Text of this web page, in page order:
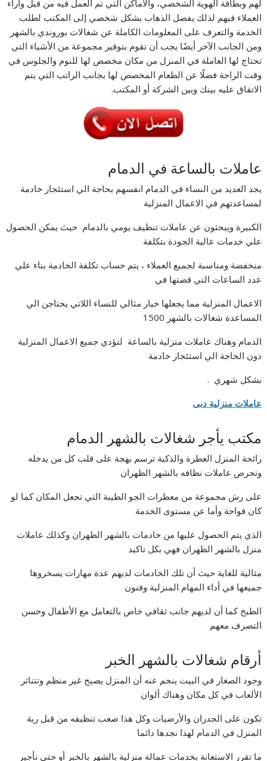
لهم وبطاقة الهوية الشخصي، والأماكن التي تم العمل فيه من قبل وآراء
العملاء فيهم لذلك يفضل الذهاب بشكل شخصي إلى المكتب لطلب
الخدمة والتعرف على المعلومات الكاملة عن شغالات بوروندي بالشهر
ومن الجانب الآخر أيضًا يجب أن تقوم بتوفير مجموعة من الأشياء التي
تحتاج لها العاملة في المنزل من مكان مخصص لها للنوم والجلوس في
وقت الراحة فضلًا عن الطعام المخصص لها بجانب الراتب التي يتم
الاتفاق عليه بينك وبين الشركة أو المكتب.
عاملات بالساعة في الدمام
يجد العديد من النساء في الدمام انفسهم بحاجة الي استئجار خادمة
لمساعدتهم في الاعمال المنزلية
الكبيرة ويبحثون عن عاملات تنظيف يومي بالدمام حيث يمكن الحصول
علي خدمات عالية الجودة بتكلفة
منخفضة ومناسبة لجميع العملاء ، يتم حساب تكلفة الخادمة بناء علي
عدد الساعات التي قضتها في
الاعمال المنزلية مما يجعلها خيار مثالي للنساء اللاتي يحتاجن الي
المساعدة شغالات بالشهر 1500
الدمام وهناك عاملات منزلية بالساعة لتؤدي جميع الاعمال المنزلية
دون الحاجة الي استئجار خادمة
بشكل شهري .
عاملات منزلية دبى
مكتب يأجر شغالات بالشهر الدمام
رائحة المنزل العطرة والذكية ترسم بهجة على قلب كل من يدخله
وتحرص عاملات نظافه بالشهر الظهران
على رش مجموعة من معطرات الجو الطيبة التي تجعل المكان كما لو
كان فواحة وأما عن مستوى الخدمة
الذي يتم الحصول عليها من خادمات بالشهر الظهران وكذلك عاملات
منزل بالشهر الظهران فهي بكل تاكيد
مثالية للغاية حيث أن تلك الخادمات لديهم عدة مهارات يسخروها
جميعها في أداء المهام المنزلية وفنون
الطبخ كما أن لديهم جانب ثقافي خاص بالتعامل مع الأطفال وحسن
التصرف معهم
أرقام شغالات بالشهر الخبر
وجود الصغار في البيت ينجم عنه أن المنزل يصبح غير منظم وتتناثر
الألعاب في كل مكان وهناك ألوان
تكون على الجدران والأرضيات وكل هذا صعب تنظيفه من قبل ربة
المنزل في الدمام لهذا نجدها دائما
ما تقرر الاستعانة بخدمات عمالة منزلية بالشهر بالخبر أو حتى تأجير